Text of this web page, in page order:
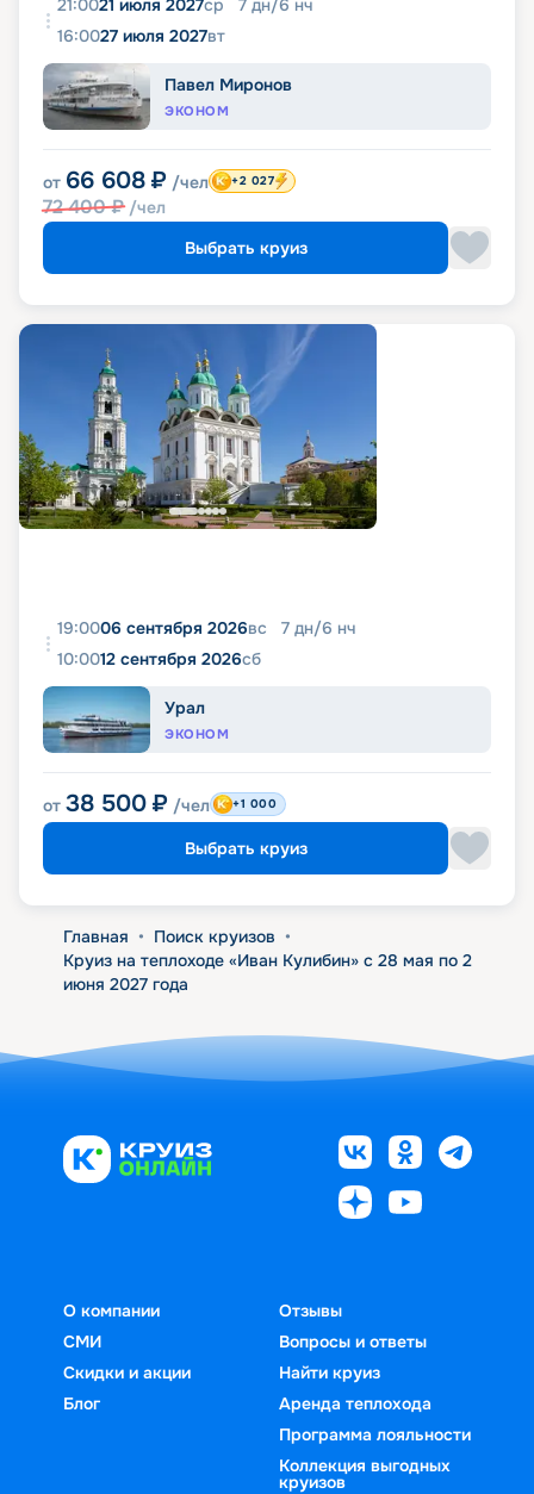
21:0021 июля 2027ср 7 дн/6 нч
16:0027 июля 2027вт
Павел Миронов
ЭКОНОМ
от 66 608 ₽ /чел
72 400₽ /чел
+2 027
Выбрать круиз
19:0006 сентября 2026вс 7 дн/6 нч
10:0012 сентября 2026сб
Урал
ЭКОНОМ
от 38 500 ₽ /чел +1 000
Выбрать круиз
Главная • Поиск круизов •
Круиз на теплоходе «Иван Кулибин» с 28 мая по 2
июня 2027 года
О компании
СМИ
Скидки и акции
Блог
Отзывы
Вопросы и ответы
Найти круиз
Аренда теплохода
Программа лояльности
Коллекция выгодных
круизов